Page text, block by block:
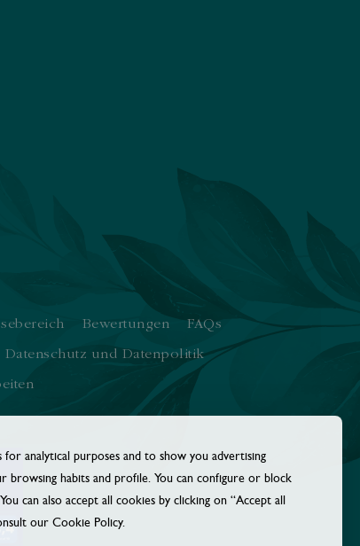
Bewertungen
FAQs
Datenschutz und Datenpolitik
analytical purposes and to show you advertising
browsing habits and profile. You can configure or block
can also accept all cookies by clicking on “Accept all
our Cookie Policy.